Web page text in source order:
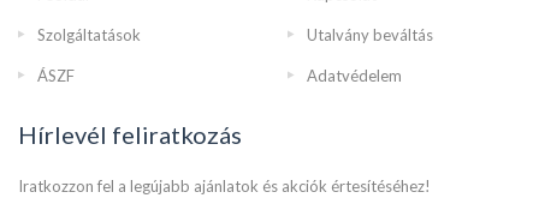
Szolgáltatások Utalvány beváltás
ÁSZF Adatvédelem
Hírlevél feliratkozás
Iratkozzon fel a legújabb ajánlatok és akciók értesítéséhez!